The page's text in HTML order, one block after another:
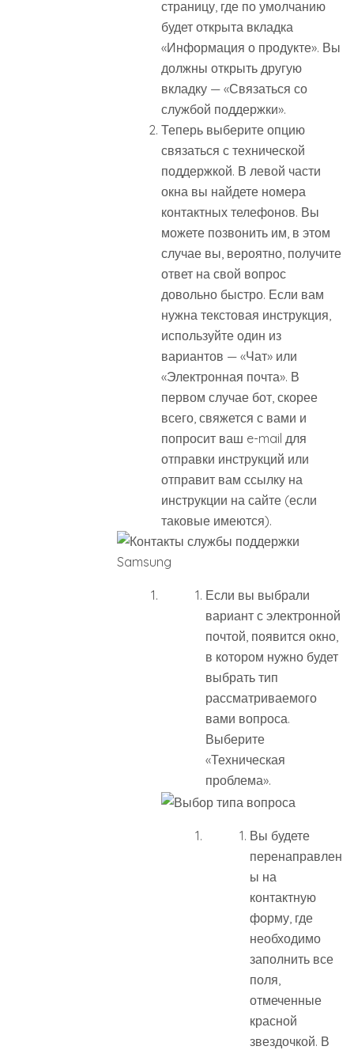
страницу, где по умолчанию
будет открыта вкладка
«Информация о продукте». Вы
должны открыть другую
вкладку — «Связаться со
службой поддержки».
Теперь выберите опцию
связаться с технической
поддержкой. В левой части
окна вы найдете номера
контактных телефонов. Вы
можете позвонить им, в этом
случае вы, вероятно, получите
ответ на свой вопрос
довольно быстро. Если вам
нужна текстовая инструкция,
используйте один из
вариантов — «Чат» или
«Электронная почта». В
первом случае бот, скорее
всего, свяжется с вами и
попросит ваш e-mail для
отправки инструкций или
отправит вам ссылку на
инструкции на сайте (если
таковые имеются).
Если вы выбрали
вариант с электронной
почтой, появится окно,
в котором нужно будет
выбрать тип
рассматриваемого
вами вопроса.
Выберите
«Техническая
проблема».
Вы будете
перенаправлен
ы на
контактную
форму, где
необходимо
заполнить все
поля,
отмеченные
красной
звездочкой. В